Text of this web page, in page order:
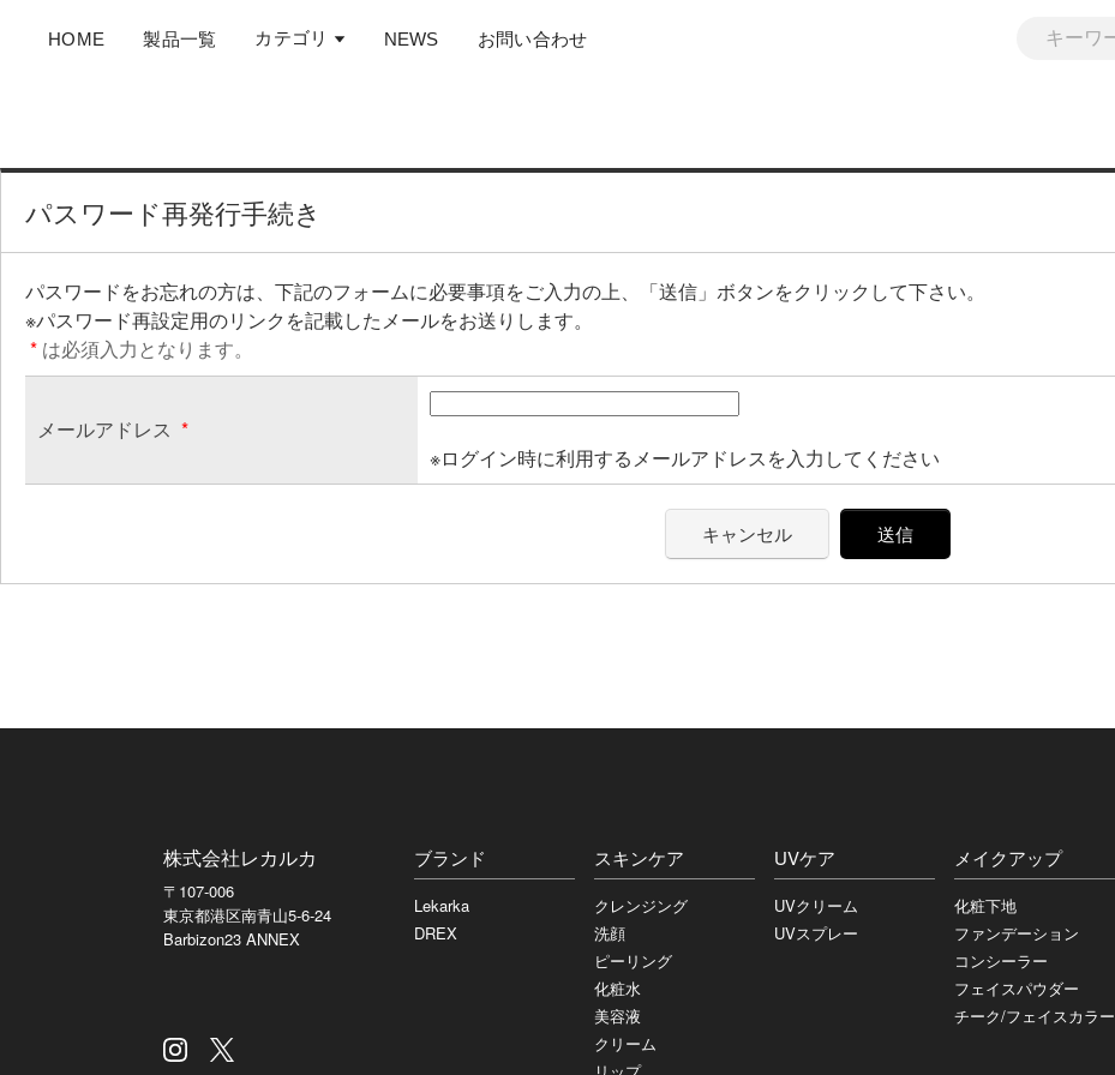
HOME 製品一覧 カテゴリ NEWS お問い合わせ
パスワード再発行手続き
パスワードをお忘れの方は、下記のフォームに必要事項をご入力の上、「送信」ボタンをクリックして下さい。
※パスワード再設定用のリンクを記載したメールをお送りします。
* は必須入力となります。
メールアドレス *
※ログイン時に利用するメールアドレスを入力してください
キャンセル 送信
株式会社レカルカ
〒107-006
東京都港区南青山5-6-24
Barbizon23 ANNEX
ブランド
Lekarka
DREX
スキンケア
クレンジング
洗顔
ピーリング
化粧水
美容液
クリーム
UVケア
UVクリーム
UVスプレー
メイクアップ
化粧下地
ファンデーション
コンシーラー
フェイスパウダー
チーク/フェイスカラー